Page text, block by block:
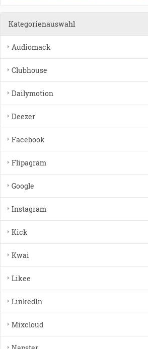
Kategorienauswahl
Audiomack
Clubhouse
Dailymotion
Deezer
Facebook
Flipagram
Google
Instagram
Kick
Kwai
Likee
LinkedIn
Mixcloud